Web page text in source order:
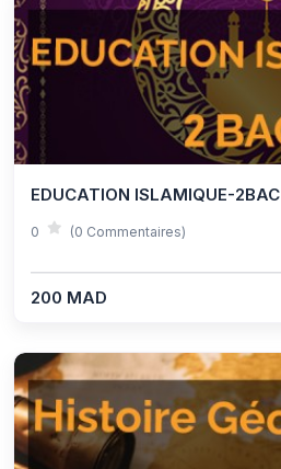
EDUCATION ISLAMIQUE-2BAC
0 (0 Commentaires)
200 MAD